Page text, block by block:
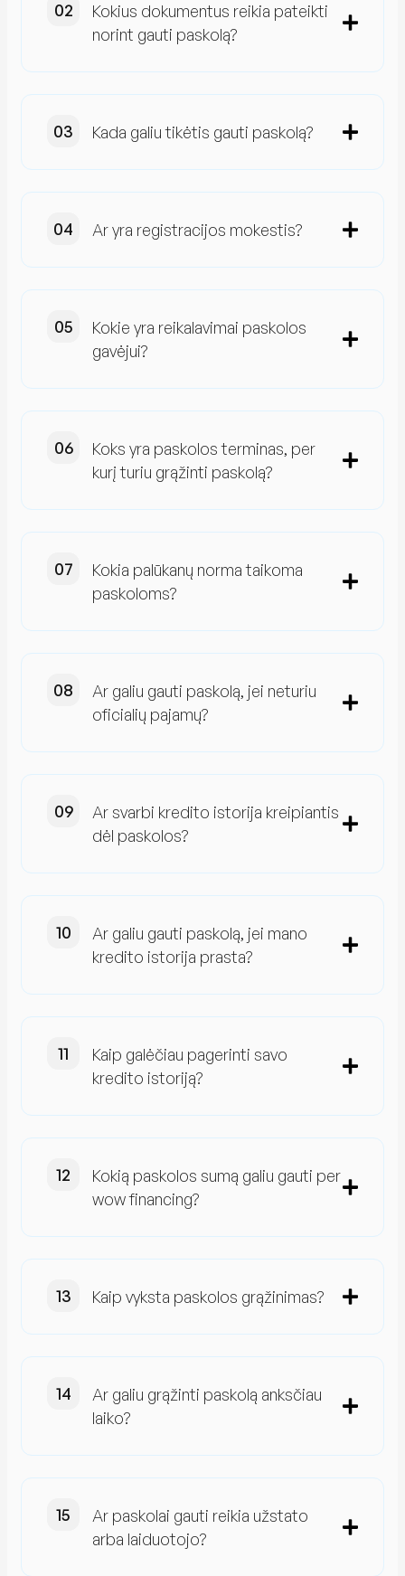
Kokius dokumentus reikia pateikti
norint gauti paskolą?
Kada galiu tikėtis gauti paskolą?
Ar yra registracijos mokestis?
Kokie yra reikalavimai paskolos
gavėjui?
Koks yra paskolos terminas, per
kurį turiu grąžinti paskolą?
Kokia palūkanų norma taikoma
paskoloms?
Ar galiu gauti paskolą, jei neturiu
oficialių pajamų?
Ar svarbi kredito istorija kreipiantis
dėl paskolos?
Ar galiu gauti paskolą, jei mano
kredito istorija prasta?
Kaip galėčiau pagerinti savo
kredito istoriją?
Kokią paskolos sumą galiu gauti per
wow financing?
Kaip vyksta paskolos grąžinimas?
Ar galiu grąžinti paskolą anksčiau
laiko?
Ar paskolai gauti reikia užstato
arba laiduotojo?